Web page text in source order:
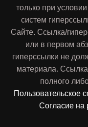
только при
систем
Сайте. Ссылка/
или в первом
гиперссылки не
материала.
полного
Пользовательское
Согласие на